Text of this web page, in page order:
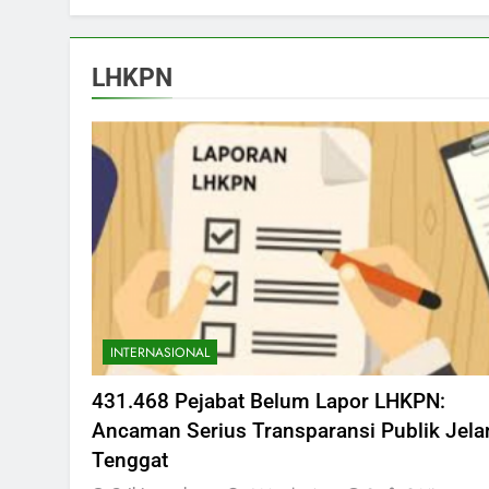
LHKPN
INTERNASIONAL
431.468 Pejabat Belum Lapor LHKPN:
Ancaman Serius Transparansi Publik
Tenggat